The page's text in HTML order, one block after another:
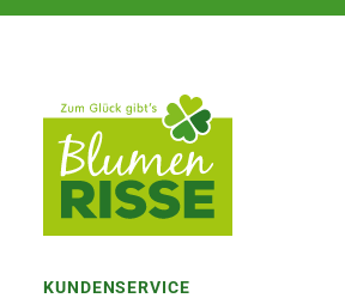
KUNDENSERVICE